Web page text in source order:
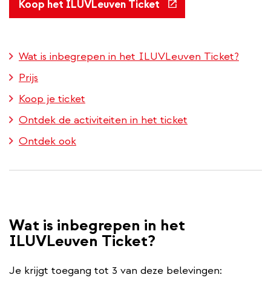
Koop het ILUVLeuven Ticket (externe
link)
Wat is inbegrepen in het ILUVLeuven Ticket?
Prijs
Koop je ticket
Ontdek de activiteiten in het ticket
Ontdek ook
Wat is inbegrepen in het
ILUVLeuven Ticket?
Je krijgt toegang tot 3 van deze belevingen: